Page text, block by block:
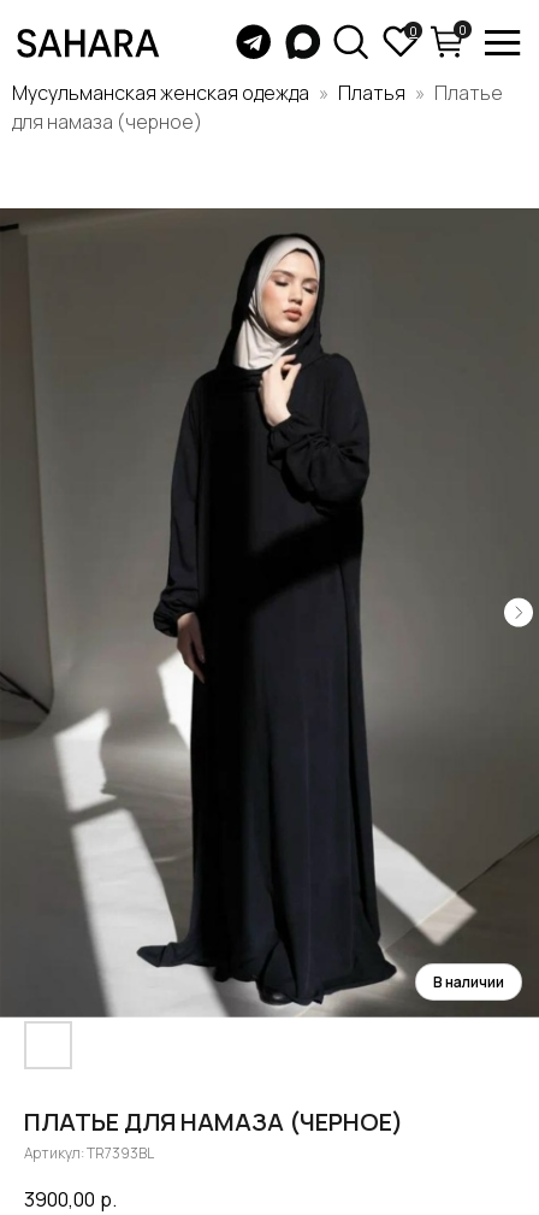
Мусульманская женская одежда Платья
Платье
для намаза (черное)
ПЛАТЬЕ ДЛЯ НАМАЗА (ЧЕРНОЕ)
Артикул:TR7393BL
3900,00 р.